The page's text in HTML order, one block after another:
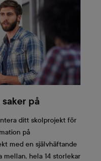
på
ditt skolprojekt för
på
med en självhäftande
hela 14 storlekar